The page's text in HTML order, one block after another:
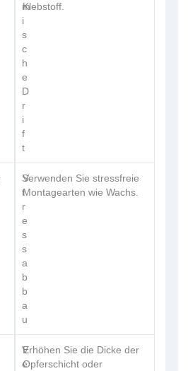
m
i
s
c
h
e
D
r
i
f
t
Klebstoff.
S
t
r
e
s
s
a
b
b
a
u
Verwenden Sie stressfreie
Montagearten wie Wachs.
V
e
Erhöhen Sie die Dicke der
Opferschicht oder